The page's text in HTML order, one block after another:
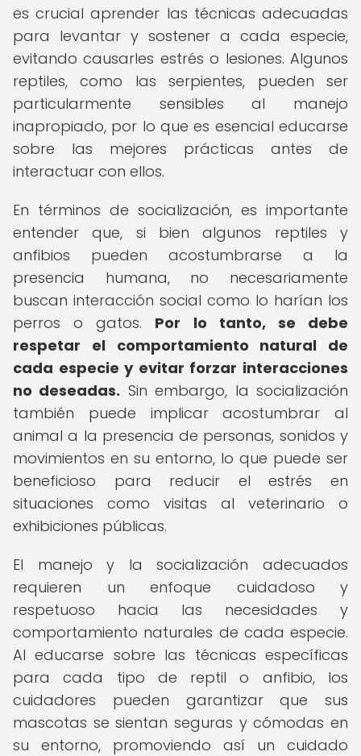
es crucial aprender las técnicas adecuadas
para levantar y sostener a cada especie,
evitando causarles estrés o lesiones. Algunos
reptiles, como las serpientes, pueden ser
particularmente sensibles al manejo
inapropiado, por lo que es esencial educarse
sobre las mejores prácticas antes de
interactuar con ellos.
En términos de socialización, es importante
entender que, si bien algunos reptiles y
anfibios pueden acostumbrarse a la
presencia humana, no necesariamente
buscan interacción social como lo harían los
perros o gatos. Por lo tanto, se debe
respetar el comportamiento natural de
cada especie y evitar forzar interacciones
no deseadas. Sin embargo, la socialización
también puede implicar acostumbrar al
animal a la presencia de personas, sonidos y
movimientos en su entorno, lo que puede ser
beneficioso para reducir el estrés en
situaciones como visitas al veterinario o
exhibiciones públicas.
El manejo y la socialización adecuados
requieren un enfoque cuidadoso y
respetuoso hacia las necesidades y
comportamiento naturales de cada especie.
Al educarse sobre las técnicas específicas
para cada tipo de reptil o anfibio, los
cuidadores pueden garantizar que sus
mascotas se sientan seguras y cómodas en
su entorno, promoviendo así un cuidado